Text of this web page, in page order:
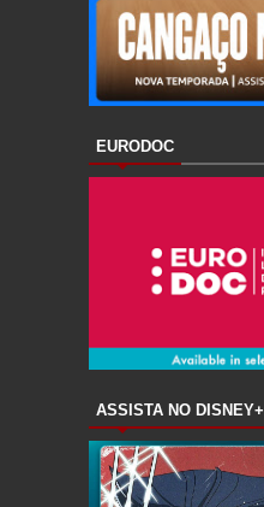
EURODOC
ASSISTA NO DISNEY+